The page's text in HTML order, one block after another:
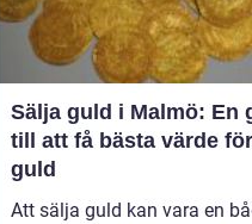
Sälja guld i Malmö: En
till att få bästa värde
guld
Att sälja guld kan vara en